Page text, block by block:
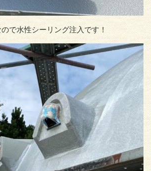
で水性シーリング注入です！